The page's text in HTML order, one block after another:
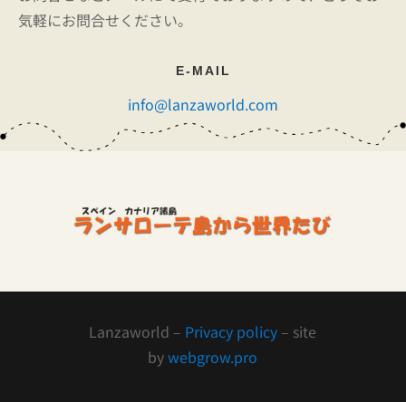
気軽にお問合せください。
E-MAIL
info@lanzaworld.com
Lanzaworld – Privacy policy – site
bywebgrow.pro